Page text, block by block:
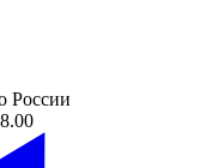
России